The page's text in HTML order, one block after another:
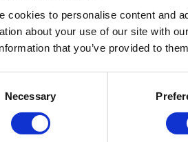
cookies to personalise content and
about your use of our site with
that you’ve provided to
Necessary
opzichte van de grond
Bureaustoel
9,25